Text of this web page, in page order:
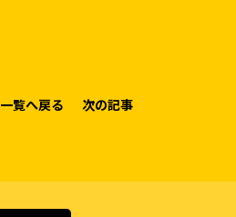
一覧へ戻る 次の記事